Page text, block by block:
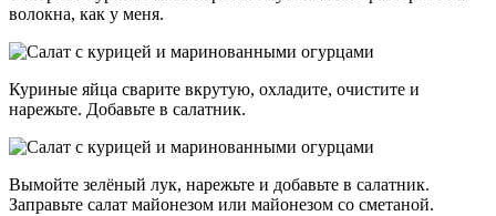
волокна, как у меня.
Куриные яйца сварите вкрутую, охладите, очистите и
нарежьте. Добавьте в салатник.
Вымойте зелёный лук, нарежьте и добавьте в салатник.
Заправьте салат майонезом или майонезом со сметаной.